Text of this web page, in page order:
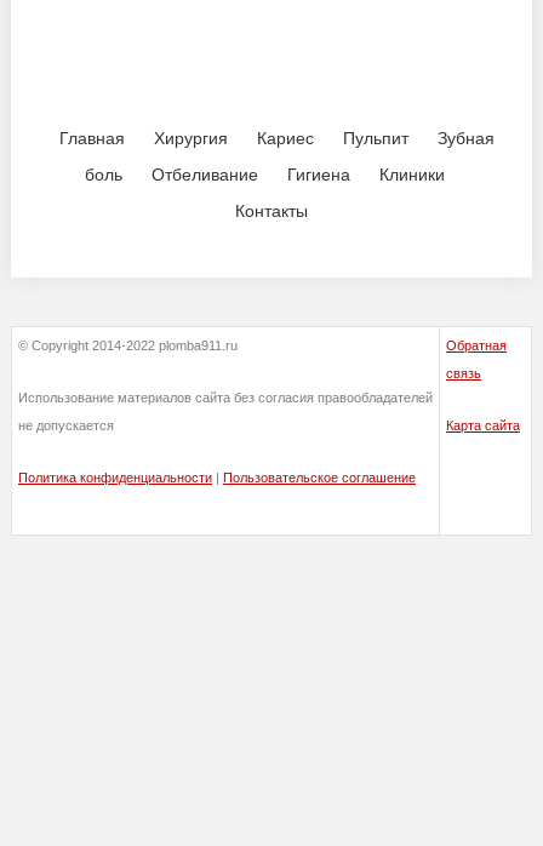
Главная Хирургия Кариес Пульпит
Зубная
боль
Отбеливание Гигиена
Клиники
Контакты
© Copyright 2014-2022 plomba911.ru
Использование материалов сайта без согласия правообладателей
не допускается
Политика конфиденциальности | Пользовательское соглашение
Обратная
связь
Карта сайта